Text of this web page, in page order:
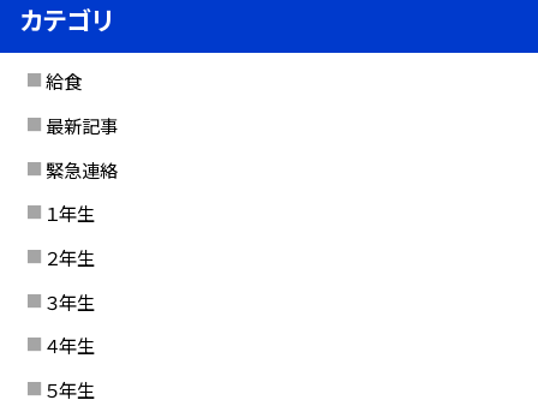
カテゴリ
給食
最新記事
緊急連絡
１年生
２年生
３年生
４年生
５年生